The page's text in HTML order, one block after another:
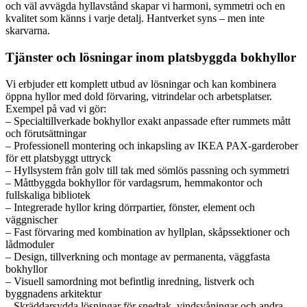
och väl avvägda hyllavstånd skapar vi harmoni, symmetri och en
kvalitet som känns i varje detalj. Hantverket syns – men inte
skarvarna.
Tjänster och lösningar inom platsbyggda bokhyllor
Vi erbjuder ett komplett utbud av lösningar och kan kombinera
öppna hyllor med dold förvaring, vitrindelar och arbetsplatser.
Exempel på vad vi gör:
– Specialtillverkade bokhyllor exakt anpassade efter rummets mått
och förutsättningar
– Professionell montering och inkapsling av IKEA PAX-garderober
för ett platsbyggt uttryck
– Hyllsystem från golv till tak med sömlös passning och symmetri
– Måttbyggda bokhyllor för vardagsrum, hemmakontor och
fullskaliga bibliotek
– Integrerade hyllor kring dörrpartier, fönster, element och
väggnischer
– Fast förvaring med kombination av hyllplan, skåpssektioner och
lådmoduler
– Design, tillverkning och montage av permanenta, väggfasta
bokhyllor
– Visuell samordning mot befintlig inredning, listverk och
byggnadens arkitektur